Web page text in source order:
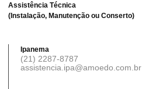
Assistência Técnica
(Instalação, Manutenção ou Conserto)
Ipanema
(21) 2287-8787
assistencia.ipa@amoedo.com.br